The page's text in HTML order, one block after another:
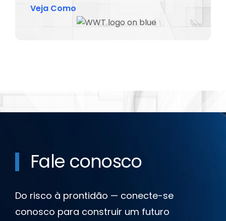
Veja Como
Fale conosco
Do risco à prontidão — conecte-se
conosco para construir um futuro